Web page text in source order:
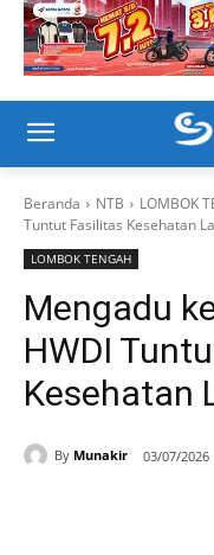
Beranda NTB LOMBOK
Tuntut Fasilitas Kesehatan
LOMBOK TENGAH
Mengadu
HWDI
Kesehatan
By Munakir 03/07/2026